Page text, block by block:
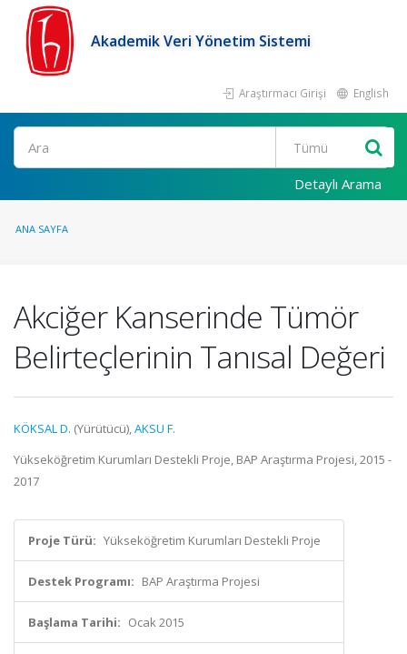
Akademik Veri Yönetim Sistemi
Araştırmacı Girişi English
Ara
Detaylı Arama
ANA SAYFA
Akciğer Kanserinde Tümör
Belirteçlerinin Tanısal Değeri
KÖKSAL D. (Yürütücü),AKSU F.
Yükseköğretim Kurumları Destekli Proje, BAP Araştırma Projesi, 2015 -
2017
Proje Türü: Yükseköğretim Kurumları Destekli Proje
Destek Programı: BAP Araştırma Projesi
Başlama Tarihi: Ocak 2015